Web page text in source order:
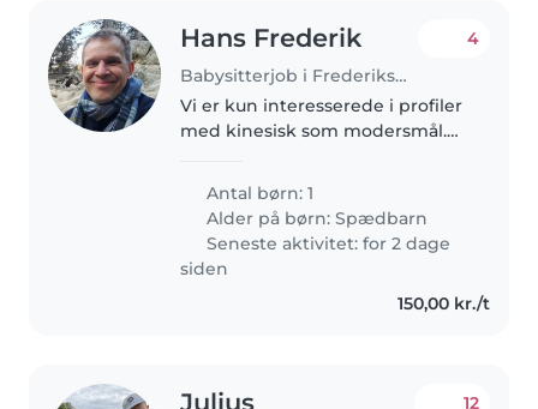
Hans Frederik
Babysitterjob i Frederiksberg
4
Vi er kun interesserede i profiler
med kinesisk som modersmål.
profiles whose mother tongue is
Chinese. Dante Valdemar havde
fødselsdag d. 21. Marts 2026..
Antal børn: 1
Alder på børn:Spædbarn
Seneste aktivitet: for 2 dage
siden
150,00 kr./t
Julius 12